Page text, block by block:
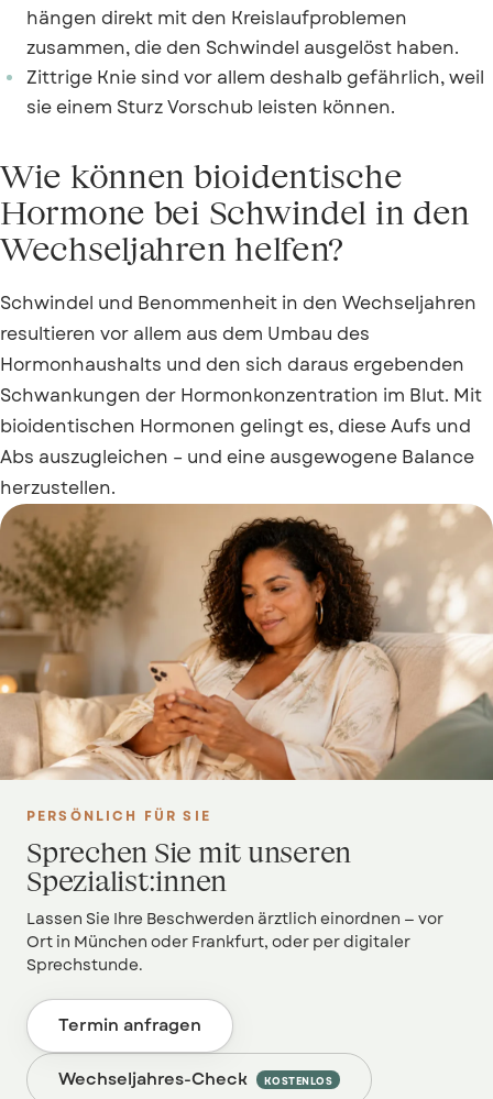
hängen direkt mit den Kreislaufproblemen
zusammen, die den Schwindel ausgelöst haben.
Zittrige Knie sind vor allem deshalb gefährlich, weil
sie einem Sturz Vorschub leisten können.
Wie können bioidentische
Hormone bei Schwindel in den
Wechseljahren helfen?
Schwindel und Benommenheit in den Wechseljahren
resultieren vor allem aus dem Umbau des
Hormonhaushalts und den sich daraus ergebenden
Schwankungen der Hormonkonzentration im Blut. Mit
bioidentischen Hormonen gelingt es, diese Aufs und
Abs auszugleichen – und eine ausgewogene Balance
herzustellen.
PERSÖNLICH FÜR SIE
Sprechen Sie mit unseren
Spezialist:innen
Lassen Sie Ihre Beschwerden ärztlich einordnen — vor
Ort in München oder Frankfurt, oder per digitaler
Sprechstunde.
Termin anfragen
Wechseljahres-Check KOSTENLOS